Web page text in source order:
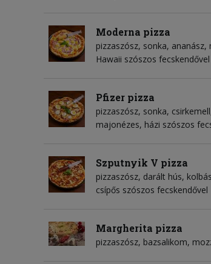
Moderna pizza
pizzaszósz sonka ananász
Hawaii szószos fecskendővel
Pfizer pizza
pizzaszósz sonka csirkemell
majonézes, házi szószos
Szputnyik V pizza
pizzaszósz darált hús
csípős szószos fecskendővel
Margherita pizza
pizzaszósz bazsalikom